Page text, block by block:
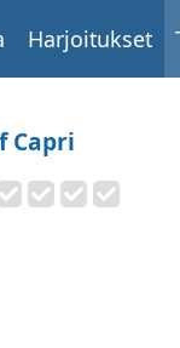
Harjoitukset
Capri